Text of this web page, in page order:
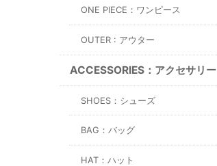
ONE PIECE：ワンピース
OUTER : アウター
ACCESSORIES：アクセサリー
SHOES：シューズ
BAG：バッグ
HAT：ハット